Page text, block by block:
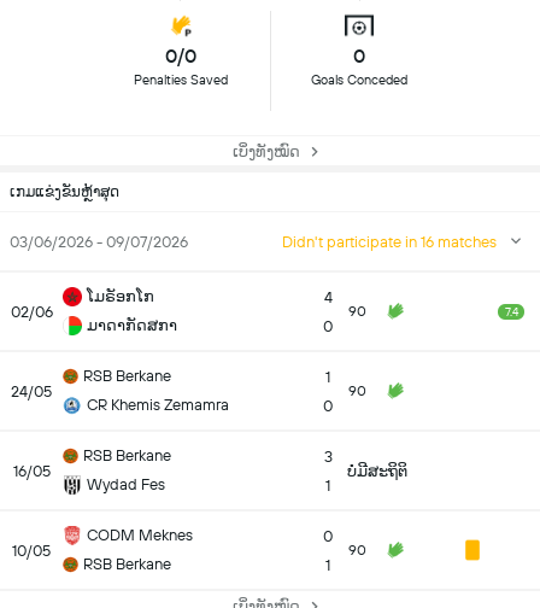
0/0
Penalties Saved
0
Goals Conceded
ເບິ່ງທັງໝົດ
ເກມແຂ່ງຂັນຫຼ້າສຸດ
03/06/2026 - 09/07/2026 Didn't participate in 16 matches
02/06
ໂມຣັອກໂກ
ມາດາກັດສກາ
4
0
90 7.4
24/05
RSB Berkane
CR Khemis Zemamra
1
0
90
16/05
RSB Berkane
Wydad Fes
3
1
ບໍ່ມີສະຖິຕິ
10/05
CODM Meknes
RSB Berkane
0
1
90